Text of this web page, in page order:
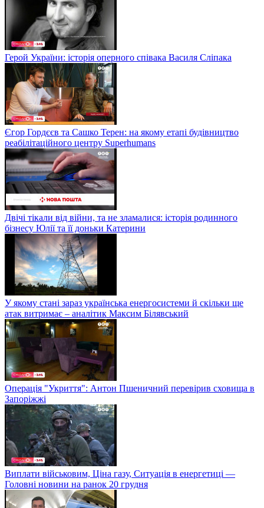
Герой України: історія оперного співака Василя Сліпака
Єгор Гордєєв та Сашко Терен: на якому етапі будівництво
реабілітаційного центру Superhumans
Двічі тікали від війни, та не зламалися: історія родинного
бізнесу Юлії та її доньки Катерини
У якому стані зараз українська енергосистеми й скільки ще
атак витримає – аналітик Максим Білявський
Операція "Укриття": Антон Пшеничний перевірив сховища в
Запоріжжі
Виплати військовим, Ціна газу, Ситуація в енергетиці —
Головні новини на ранок 20 грудня